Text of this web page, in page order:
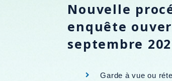
Nouvelle
enquête
septembre
Garde à vue ou